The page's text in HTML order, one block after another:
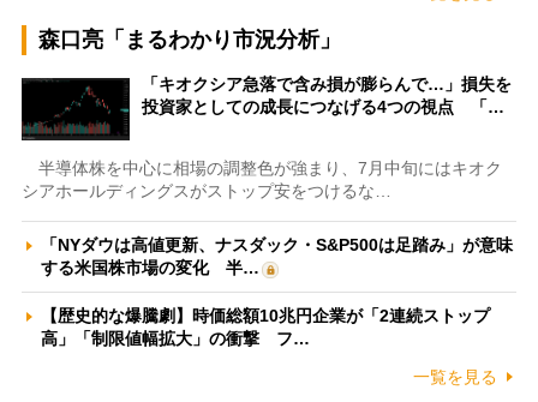
森口亮「まるわかり市況分析」
「キオクシア急落で含み損が膨らんで…」損失を
投資家としての成長につなげる4つの視点 「…
半導体株を中心に相場の調整色が強まり、7月中旬にはキオク
シアホールディングスがストップ安をつけるな…
「NYダウは高値更新、ナスダック・S&P500は足踏み」が意味
する米国株市場の変化 半…
【歴史的な爆騰劇】時価総額10兆円企業が「2連続ストップ
高」「制限値幅拡大」の衝撃 フ…
一覧を見る